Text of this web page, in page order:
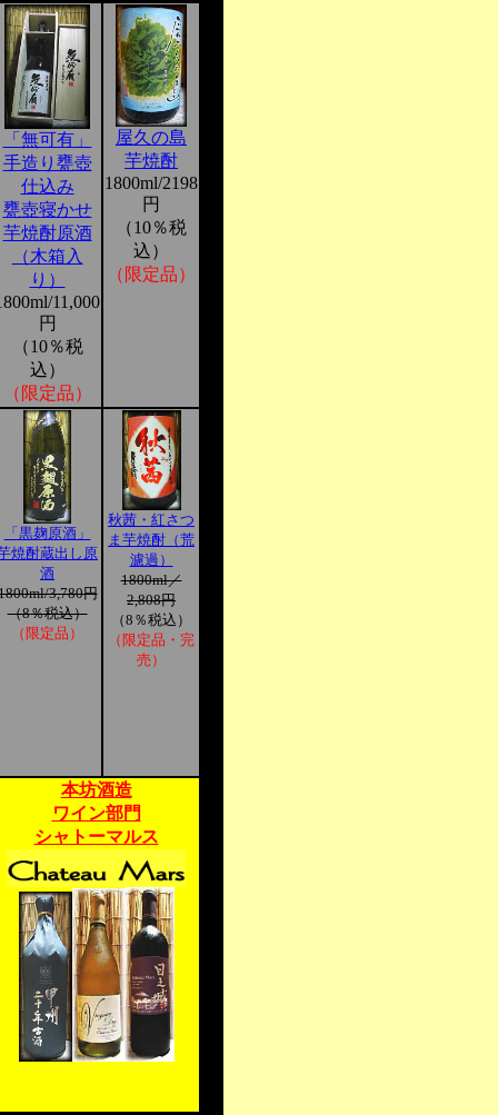
「無可有」
手造り甕壺
仕込み
甕壺寝かせ
芋焼酎原酒
（木箱入
り）
11,000
円
（10％税
込）
（限定品）
屋久の島
芋焼酎
1800ml/2198
円
（10％税
込）
（限定品）
「黒麹原酒」
焼酎蔵出し原
酒
3,780円
（8％税込）
（限定品）
秋茜・紅さつ
ま芋焼酎（荒
濾過）
1800ml／
2,808円
（8％税込）
（限定品・完
売）
本坊酒造
ワイン部門
シャトーマルス